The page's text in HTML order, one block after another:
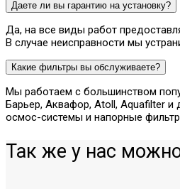
Даете ли вы гарантию на установку?
Да, на все виды работ
В случае неисправности мы
Какие фильтры вы обслуживаете?
Мы работаем с большинством
Барьер, Аквафор, Atoll, Aquafilter
осмос-системы и напорные
Так же у нас